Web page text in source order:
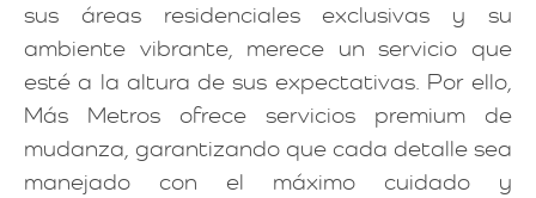
sus áreas residenciales exclusivas y su
ambiente vibrante, merece un servicio que
esté a la altura de sus expectativas. Por ello,
Más Metros ofrece servicios premium de
mudanza, garantizando que cada detalle sea
manejado con el máximo cuidado y